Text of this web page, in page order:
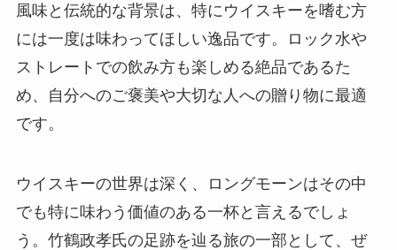
風味と伝統的な背景は、特にウイスキーを嗜む方
には一度は味わってほしい逸品です。ロック水や
ストレートでの飲み方も楽しめる絶品であるた
め、自分へのご褒美や大切な人への贈り物に最適
です。
ウイスキーの世界は深く、ロングモーンはその中
でも特に味わう価値のある一杯と言えるでしょ
う。竹鶴政孝氏の足跡を辿る旅の一部として、ぜ